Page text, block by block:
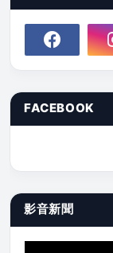
FACEBOOK
影音新聞